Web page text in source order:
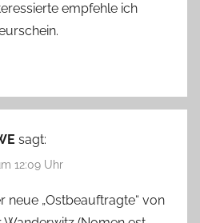
empfehle ich
sagt:
12:09 Uhr
neue „Ostbeauftragte“ von